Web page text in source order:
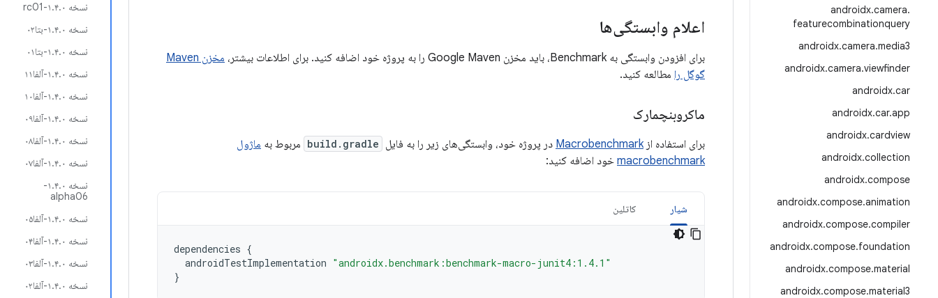
androidx.camera.
featurecombinationquery
androidx.camera.media3
androidx.camera.viewfinder
androidx.car
androidx.car.app
androidx.cardview
androidx.collection
androidx.compose
androidx.compose.animation
androidx.compose.compiler
androidx.compose.foundation
androidx.compose.material
androidx.compose.material3
نسخه ۱.۴.۰-rc01
نسخه ۱.۴.۰-بتا۰۲
نسخه ۱.۴.۰-بتا۰۱
نسخه ۱.۴.۰-آلفا۱۱
نسخه ۱.۴.۰-آلفا۱۰
نسخه ۱.۴.۰-آلفا۰۹
نسخه ۱.۴.۰-آلفا۰۸
نسخه ۱.۴.۰-آلفا۰۷
نسخه ۱.۴.۰-
alpha06
نسخه ۱.۴.۰-آلفا۰۵
نسخه ۱.۴.۰-آلفا۰۴
نسخه ۱.۴.۰-آلفا۰۳
نسخه ۱.۴.۰-آلفا۰۲
اعلام وابستگی‌ها
برای افزودن وابستگی به Benchmark، باید مخزن Google Maven را به پروژه خود اضافه کنید. برای اطلاعات بیشتر،
مخزن Maven
گوگل را مطالعه کنید.
ماکروبنچمارک
برای استفاده ازMacrobenchmark در پروژه خود، وابستگی‌های زیر را به فایل build.gradle مربوط به ماژول
macrobenchmark خود اضافه کنید:
شیار کاتلین
dependencies {
androidTestImplementation "androidx.benchmark:benchmark-macro-junit4:1.4.1"
}